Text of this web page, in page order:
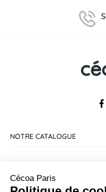
NOTRE CATALOGUE
Cécoa Paris